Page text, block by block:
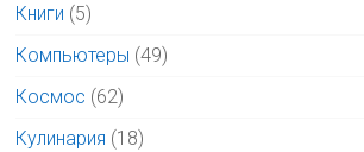
Книги (5)
Компьютеры (49)
Космос (62)
Кулинария (18)